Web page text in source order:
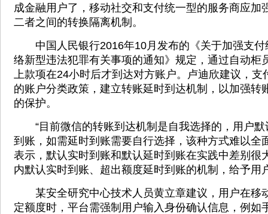
成金融用户了，移动社交和支付统一型的服务商应加
二者之间的转换隔离机制。
中国人民银行2016年10月发布的《关于加强支付
络新型违法犯罪有关事项的通知》规定，通过自动柜
上款项在24小时后才到达对方账户。卢迪欣建议，支
的账户分类政策，建立转账延时到达机制，以加强转
的保护。
“目前微信的转账到达机制是自我选择的，用户默
到账，如需延时到账需要自行选择，该种方式难以全
表示，默认实时到账和默认延时到账在实践中差别很
内默认实时到账、超出额度延时到账的机制，给予用
某安全研究中心技术人员黄立章建议，用户在移
定额度时，平台需强制用户输入身份确认信息，例如